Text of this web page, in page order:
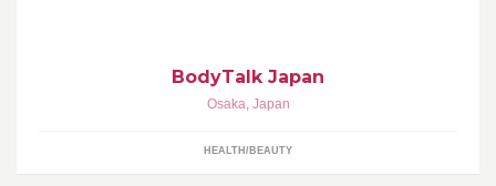
BodyTalk Japan
Osaka, Japan
HEALTH/BEAUTY